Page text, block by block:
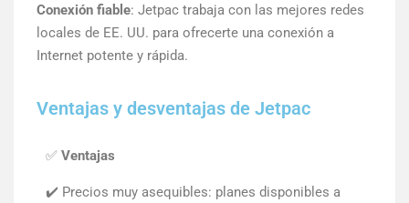
Conexión fiable: Jetpac trabaja con las mejores redes
locales de EE. UU. para ofrecerte una conexión a
Internet potente y rápida.
Ventajas y desventajas de Jetpac
✅ Ventajas
✔️ Precios muy asequibles: planes disponibles a